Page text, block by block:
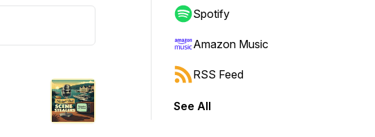
Spotify
Amazon Music
RSS Feed
See All